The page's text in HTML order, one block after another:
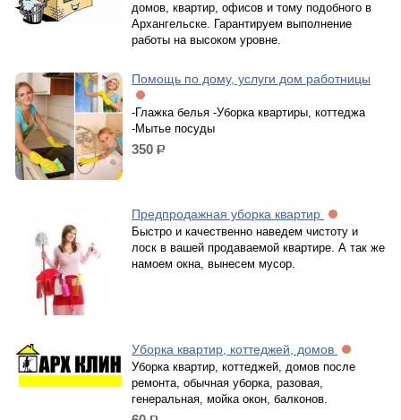
домов, квартир, офисов и тому подобного в
Архангельске. Гарантируем выполнение
работы на высоком уровне.
Помощь по дому, услуги дом работницы
-Глажка белья -Уборка квартиры, коттеджа
-Мытье посуды
350 р.
Предпродажная уборка квартир
Быстро и качественно наведем чистоту и
лоск в вашей продаваемой квартире. А так же
намоем окна, вынесем мусор.
Уборка квартир, коттеджей, домов
Уборка квартир, коттеджей, домов после
ремонта, обычная уборка, разовая,
генеральная, мойка окон, балконов.